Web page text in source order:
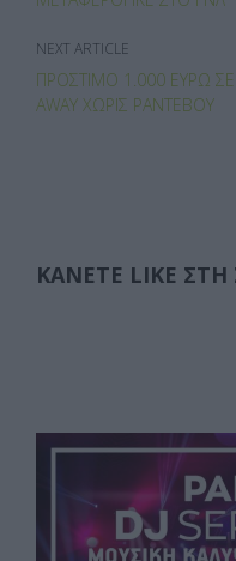
NEXT ARTICLE
ΠΡΌΣΤΙΜΟ 1.000 ΕΥΡΏ ΣΕ
AWAY ΧΩΡΊΣ ΡΑΝΤΕΒΟΎ
ΚΆΝΕΤΕ LIKE ΣΤΗ